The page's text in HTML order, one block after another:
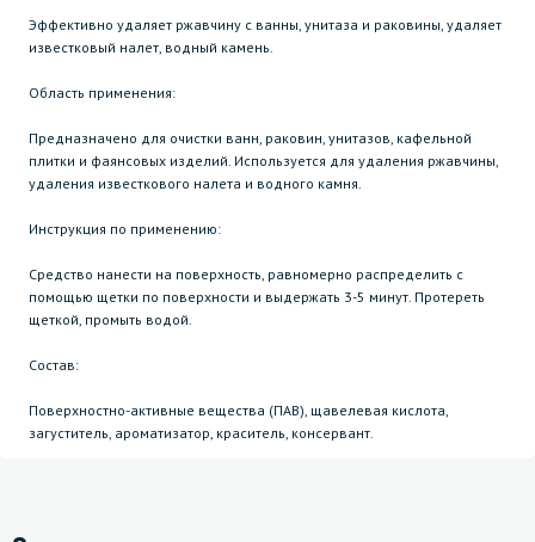
Эффективно удаляет ржавчину с ванны, унитаза и раковины, удаляет
известковый налет, водный камень.
Область применения:
Предназначено для очистки ванн, раковин, унитазов, кафельной
плитки и фаянсовых изделий. Используется для удаления ржавчины,
удаления известкового налета и водного камня.
Инструкция по применению:
Средство нанести на поверхность, равномерно распределить с
помощью щетки по поверхности и выдержать 3-5 минут. Протереть
щеткой, промыть водой.
Состав:
Поверхностно-активные вещества (ПАВ), щавелевая кислота,
загуститель, ароматизатор, краситель, консервант.